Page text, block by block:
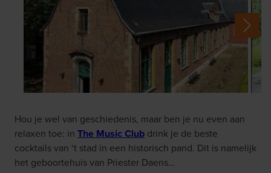
Hou je wel van geschiedenis, maar ben je nu even aan
relaxen toe: in The Music Club drink je de beste
cocktails van ‘t stad in een historisch pand. Dit is namelijk
het geboortehuis van Priester Daens…